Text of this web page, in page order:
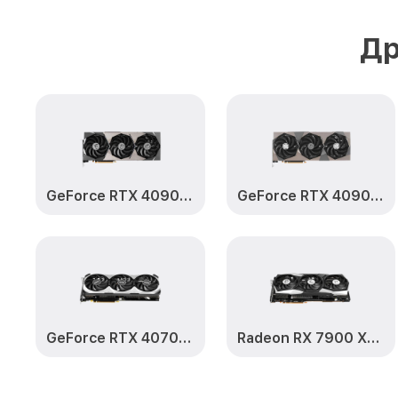
GeForce RTX 4090 SUPRIM X CLASSIC GeForce RTX 4090 SUPRIM X
GeForce RTX 4070 Ti VENTUS 3X OC Radeon RX 7900 XT GAMING TRIO CLASSIC